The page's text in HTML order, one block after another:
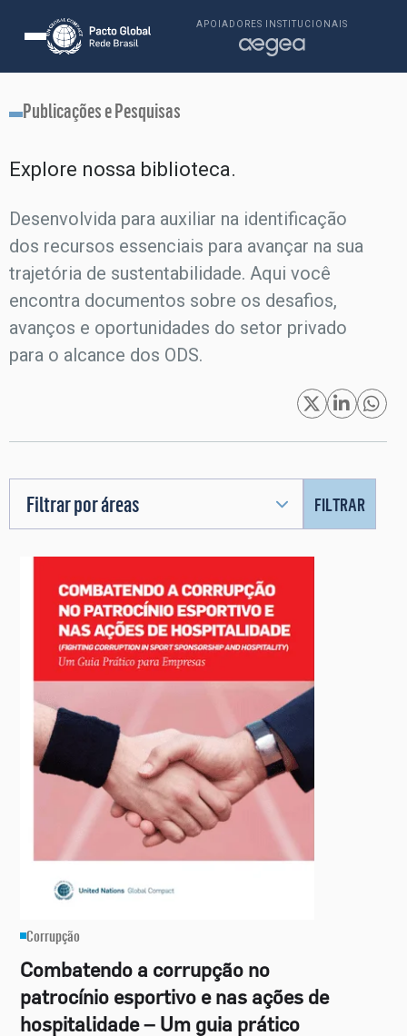
APOIADORES INSTITUCIONAIS
Publicações e Pesquisas
Explore nossa biblioteca.​
Desenvolvida para auxiliar na identificação
dos recursos essenciais para avançar na sua
trajetória de sustentabilidade. Aqui você
encontra documentos sobre os desafios,
avanços e oportunidades do setor privado
para o alcance dos ODS.
Filtrar por áreas FILTRAR
Corrupção
Combatendo a corrupção no
patrocínio esportivo e nas ações de
hospitalidade – Um guia prático